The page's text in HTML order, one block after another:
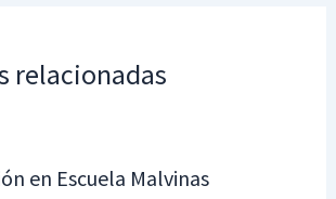
relacionadas
en Escuela Malvinas